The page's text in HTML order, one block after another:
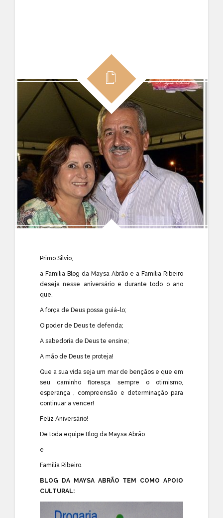
Primo Silvio,
a Família Blog da Maysa Abrão e a Família Ribeiro
deseja nesse aniversário e durante todo o ano
que,
A força de Deus possa guiá-lo;
O poder de Deus te defenda;
A sabedoria de Deus te ensine;
A mão de Deus te proteja!
Que a sua vida seja um mar de bençãos e que em
seu caminho floresça sempre o otimismo,
esperança , compreensão e determinação para
continuar a vencer!
Feliz Aniversário!
De toda equipe Blog da Maysa Abrão
e
Família Ribeiro.
BLOG DA MAYSA ABRÃO TEM COMO APOIO
CULTURAL: